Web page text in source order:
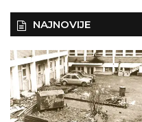
NAJNOVIJE